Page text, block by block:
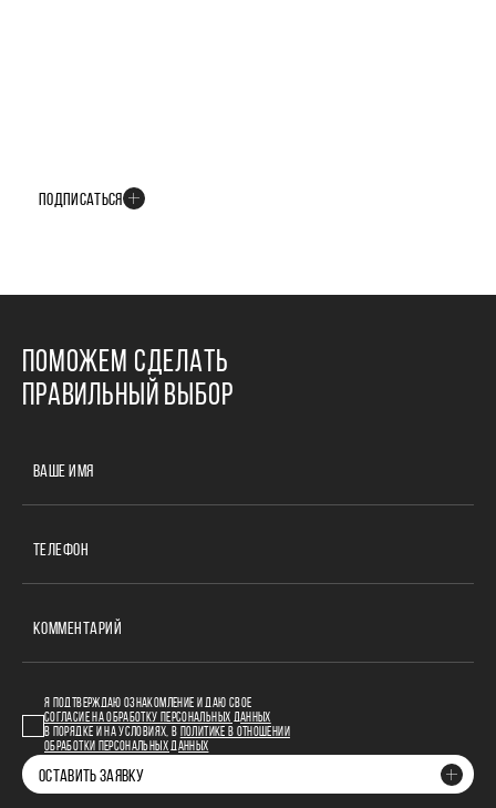
ПОДПИСАТЬСЯ
ПОМОЖЕМ СДЕЛАТЬ
ПРАВИЛЬНЫЙ ВЫБОР
ВАШЕ ИМЯ
ТЕЛЕФОН
КОММЕНТАРИЙ
Я ПОДТВЕРЖДАЮ ОЗНАКОМЛЕНИЕ И ДАЮ СВОЕ
СОГЛАСИЕ НА ОБРАБОТКУ ПЕРСОНАЛЬНЫХ ДАННЫХ
В ПОРЯДКЕ И НА УСЛОВИЯХ, В
ПОЛИТИКЕ В ОТНОШЕНИИ
ОБРАБОТКИ ПЕРСОНАЛЬНЫХ ДАННЫХ
ОСТАВИТЬ ЗАЯВКУ